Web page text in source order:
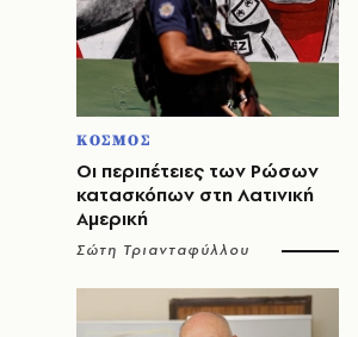
ΚΟΣΜΟΣ
Οι περιπέτειες των Ρώσων
κατασκόπων στη Λατινική
Αμερική
Σώτη Τριανταφύλλου